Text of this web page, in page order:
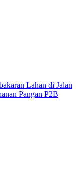
Lahan di Jalan
Pangan P2B